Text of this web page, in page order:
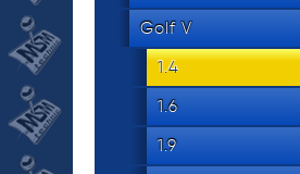
Golf V
1.4
1.6
1.9